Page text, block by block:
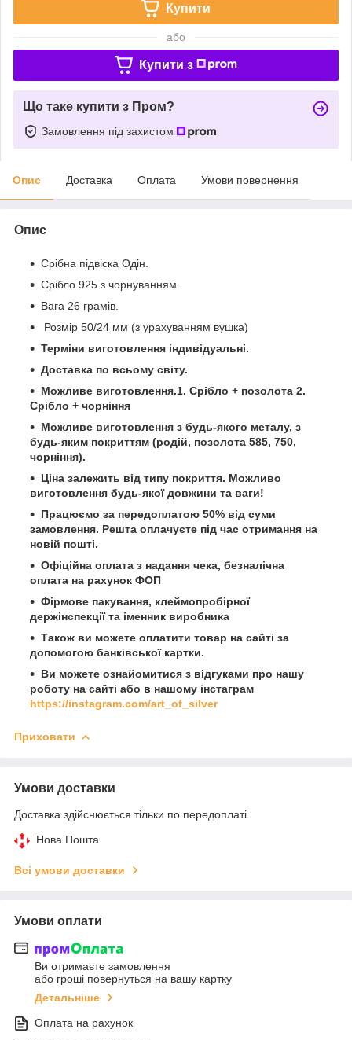
Купити
або
Купити з
Що таке купити з Пром?
Замовлення під захистом
Опис Доставка Оплата Умови повернення
Опис
Срібна підвіска Одін.
Срібло 925 з чорнуванням.
Вага 26 грамів.
Розмір 50/24 мм (з урахуванням вушка)
Терміни виготовлення індивідуальні.
Доставка по всьому світу.
Можливе виготовлення.1. Срібло + позолота 2.
Срібло + чорніння
Можливе виготовлення з будь-якого металу, з
будь-яким покриттям (родій, позолота 585, 750,
чорніння).
Ціна залежить від типу покриття. Можливо
виготовлення будь-якої довжини та ваги!
Працюємо за передоплатою 50% від суми
замовлення. Решта оплачуєте під час отримання на
новій пошті.
Офіційна оплата з надання чека, безналічна
оплата на рахунок ФОП
Фірмове пакування, клеймопробірної
держінспекції та іменник виробника
Також ви можете оплатити товар на сайті за
допомогою банківської картки.
Ви можете ознайомитися з відгуками про нашу
роботу на сайті або в нашому інстаграм
https://instagram.com/art_of_silver
Приховати
Умови доставки
Доставка здійснюється тільки по передоплаті.
Нова Пошта
Всі умови доставки
Умови оплати
Ви отримаєте замовлення
або гроші повернуться на вашу картку
Детальніше
Оплата на рахунок